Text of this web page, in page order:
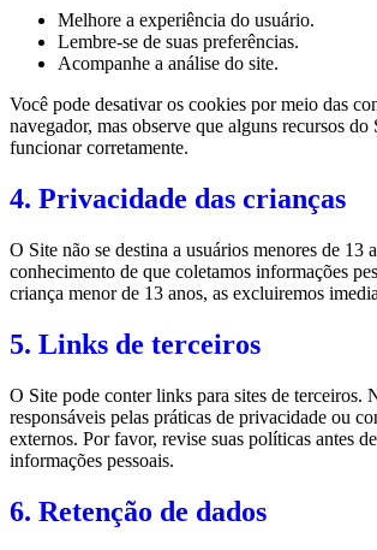
Melhore a experiência do usuário.
Lembre-se de suas preferências.
Acompanhe a análise do site.
Você pode desativar os cookies por meio das
navegador, mas observe que alguns recursos do
funcionar corretamente.
4. Privacidade das crianças
O Site não se destina a usuários menores de 13
conhecimento de que coletamos informações
criança menor de 13 anos, as excluiremos
5. Links de terceiros
O Site pode conter links para sites de terceiros.
responsáveis pelas práticas de privacidade ou
externos. Por favor, revise suas políticas antes
informações pessoais.
6. Retenção de dados